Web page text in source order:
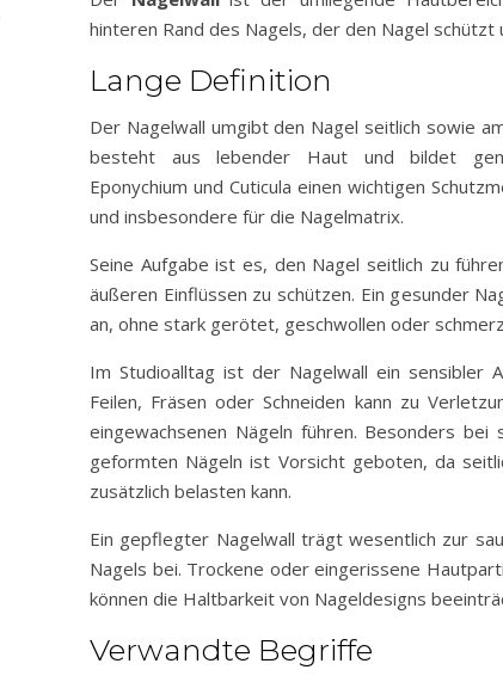
hinteren Rand des Nagels, der den Nagel schützt
Lange Definition
Der Nagelwall umgibt den Nagel seitlich sowie
besteht aus lebender Haut und bildet
Eponychium und Cuticula einen wichtigen
und insbesondere für die Nagelmatrix.
Seine Aufgabe ist es, den Nagel seitlich zu
äußeren Einflüssen zu schützen. Ein gesunder
an, ohne stark gerötet, geschwollen oder
Im Studioalltag ist der Nagelwall ein sensibler
Feilen, Fräsen oder Schneiden kann zu
eingewachsenen Nägeln führen. Besonders
geformten Nägeln ist Vorsicht geboten, da
zusätzlich belasten kann.
Ein gepflegter Nagelwall trägt wesentlich zur
Nagels bei. Trockene oder eingerissene
können die Haltbarkeit von Nageldesigns
Verwandte Begriffe